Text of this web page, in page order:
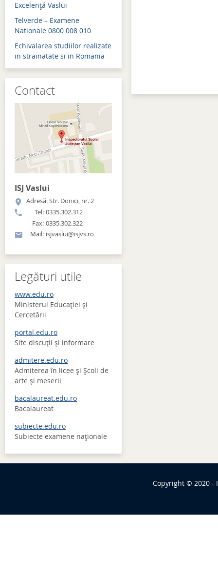
Excelenţă Vaslui
Telverde – Examene
Nationale 0800 008 010
Echivalarea studiilor realizate
in strainatate si in Romania
Contact
ISJ Vaslui
Adresă: Str. Donici, nr. 2
Tel: 0335.302.312
Fax: 0335.302.322
Mail: isjvaslui@isjvs.ro
Legături utile
www.edu.ro
Ministerul Educației și
Cercetării
portal.edu.ro
Site discuţii şi informare
admitere.edu.ro
Admiterea în licee şi Şcoli de
arte şi meserii
bacalaureat.edu.ro
Bacalaureat
subiecte.edu.ro
Subiecte examene naţionale
Copyright © 2020 -